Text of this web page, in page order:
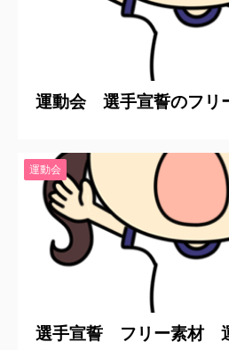
運動会 選手宣誓のフ
運動会
選手宣誓 フリー素材